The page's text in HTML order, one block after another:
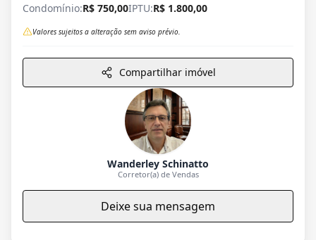
Condomínio:R$ 750,00IPTU:R$ 1.800,00
Valores sujeitos a alteração sem aviso prévio.
Compartilhar imóvel
Wanderley Schinatto
Corretor(a) de Vendas
Deixe sua mensagem